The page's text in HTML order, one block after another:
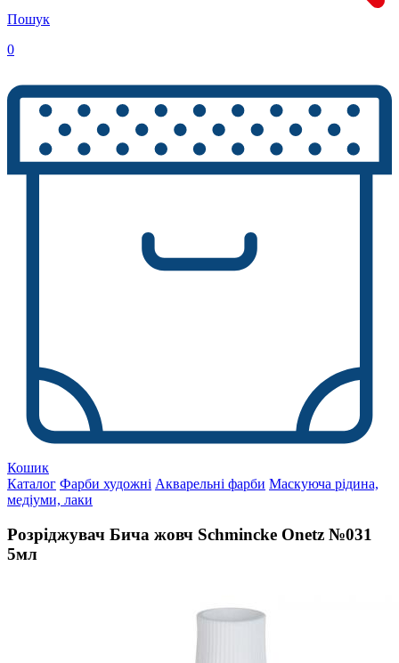
Пошук
0
Кошик
Каталог Фарби художні Акварельні фарби Маскуюча рідина,
медіуми, лаки
Розріджувач Бича жовч Schmincke Onetz №031
5мл